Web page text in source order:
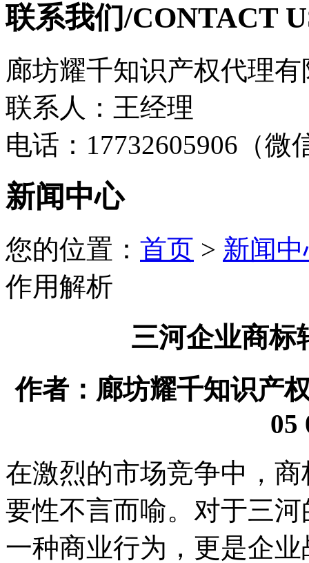
联系我们/CONTACT
廊坊耀千知识产权代理
联系人：王经理
电话：17732605906（微
新闻中心
您的位置： 首页 > 新闻
作用解析
三河企业商标
作者：廊坊耀千知识产
05
在激烈的市场竞争中，
要性不言而喻。对于三
一种商业行为，更是企